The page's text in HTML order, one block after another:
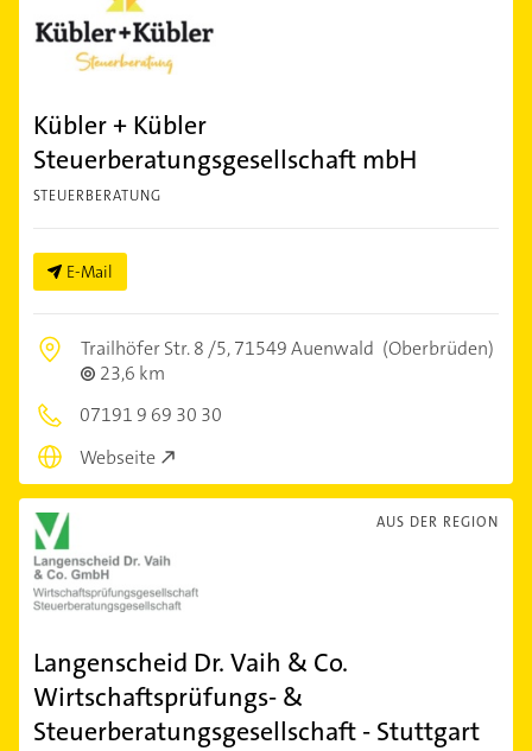
Kübler + Kübler
Steuerberatungsgesellschaft mbH
STEUERBERATUNG
E-Mail
Trailhöfer Str. 8 /5,71549 Auenwald (Oberbrüden)
23,6 km
07191 9 69 30 30
Webseite
AUS DER REGION
Langenscheid Dr. Vaih & Co.
Wirtschaftsprüfungs- &
Steuerberatungsgesellschaft - Stuttgart